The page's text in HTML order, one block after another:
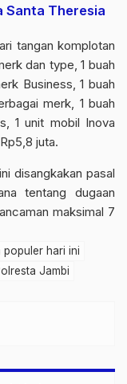
Santa Theresia
tangan komplotan
dan type, 1 buah
Business, 1 buah
merk, 1 buah
1 unit mobil Inova
juta.
disangkakan pasal
tentang dugaan
maksimal 7
populer hari ini
Jambi